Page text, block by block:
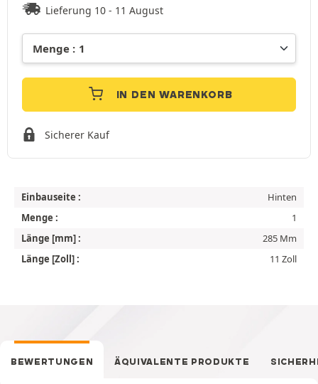
Lieferung 10 - 11 August
IN DEN WARENKORB
Sicherer Kauf
Einbauseite :
Hinten
Menge :
1
Länge [mm] :
285 Mm
Länge [Zoll] :
11 Zoll
BEWERTUNGEN ÄQUIVALENTE PRODUKTE